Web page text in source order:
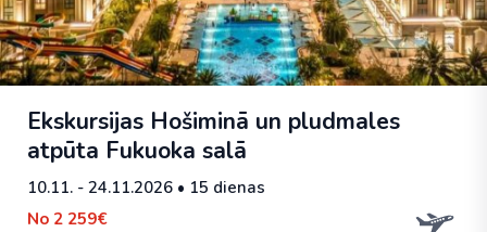
Ekskursijas Hošiminā un pludmales
atpūta Fukuoka salā
10.11. - 24.11.2026 • 15 dienas
No 2 259€